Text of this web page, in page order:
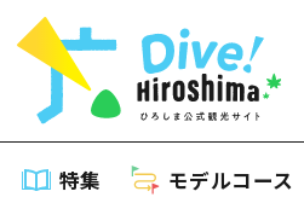
特集 モデルコース